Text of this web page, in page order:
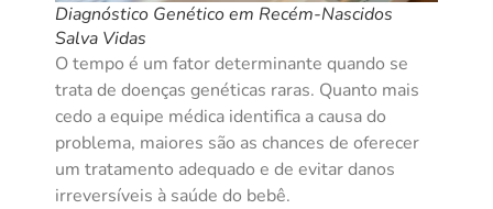
Diagnóstico Genético em Recém-Nascidos
Salva Vidas
O tempo é um fator determinante quando se
trata de doenças genéticas raras. Quanto mais
cedo a equipe médica identifica a causa do
problema, maiores são as chances de oferecer
um tratamento adequado e de evitar danos
irreversíveis à saúde do bebê.